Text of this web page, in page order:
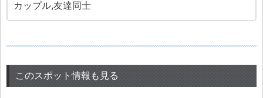
カップル,友達同士
このスポット情報も見る